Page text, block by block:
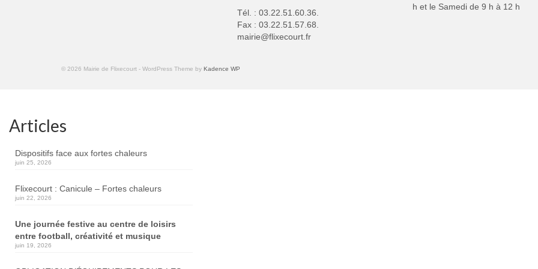
Tél. : 03.22.51.60.36.
Fax : 03.22.51.57.68.
mairie@flixecourt.fr
h et le Samedi de 9 h à 12 h
© 2026 Mairie de Flixecourt - WordPress Theme by Kadence WP
Articles
Dispositifs face aux fortes chaleurs
juin 25, 2026
Flixecourt : Canicule – Fortes chaleurs
juin 22, 2026
Une journée festive au centre de loisirs
entre football, créativité et musique
juin 19, 2026